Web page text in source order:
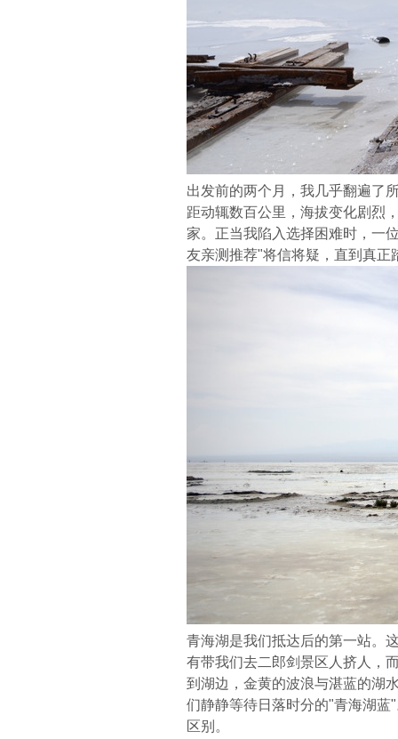
出发前的两个月，我几乎翻遍了
距动辄数百公里，海拔变化剧烈
家。正当我陷入选择困难时，一
友亲测推荐"将信将疑，直到真正
青海湖是我们抵达后的第一站。
有带我们去二郎剑景区人挤人，
到湖边，金黄的波浪与湛蓝的湖
们静静等待日落时分的"青海湖蓝
区别。